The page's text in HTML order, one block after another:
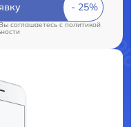
соглашаетесь cполитикой